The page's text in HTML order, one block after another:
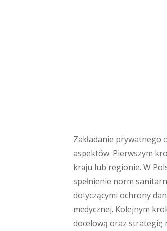
Zakładanie prywatnego
aspektów. Pierwszym
kraju lub regionie. W
spełnienie norm
dotyczącymi ochrony
medycznej. Kolejnym
docelową oraz strategię